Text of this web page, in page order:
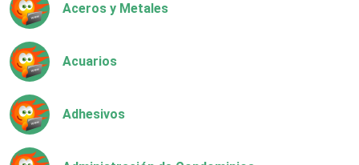
Aceros y Metales
Acuarios
Adhesivos